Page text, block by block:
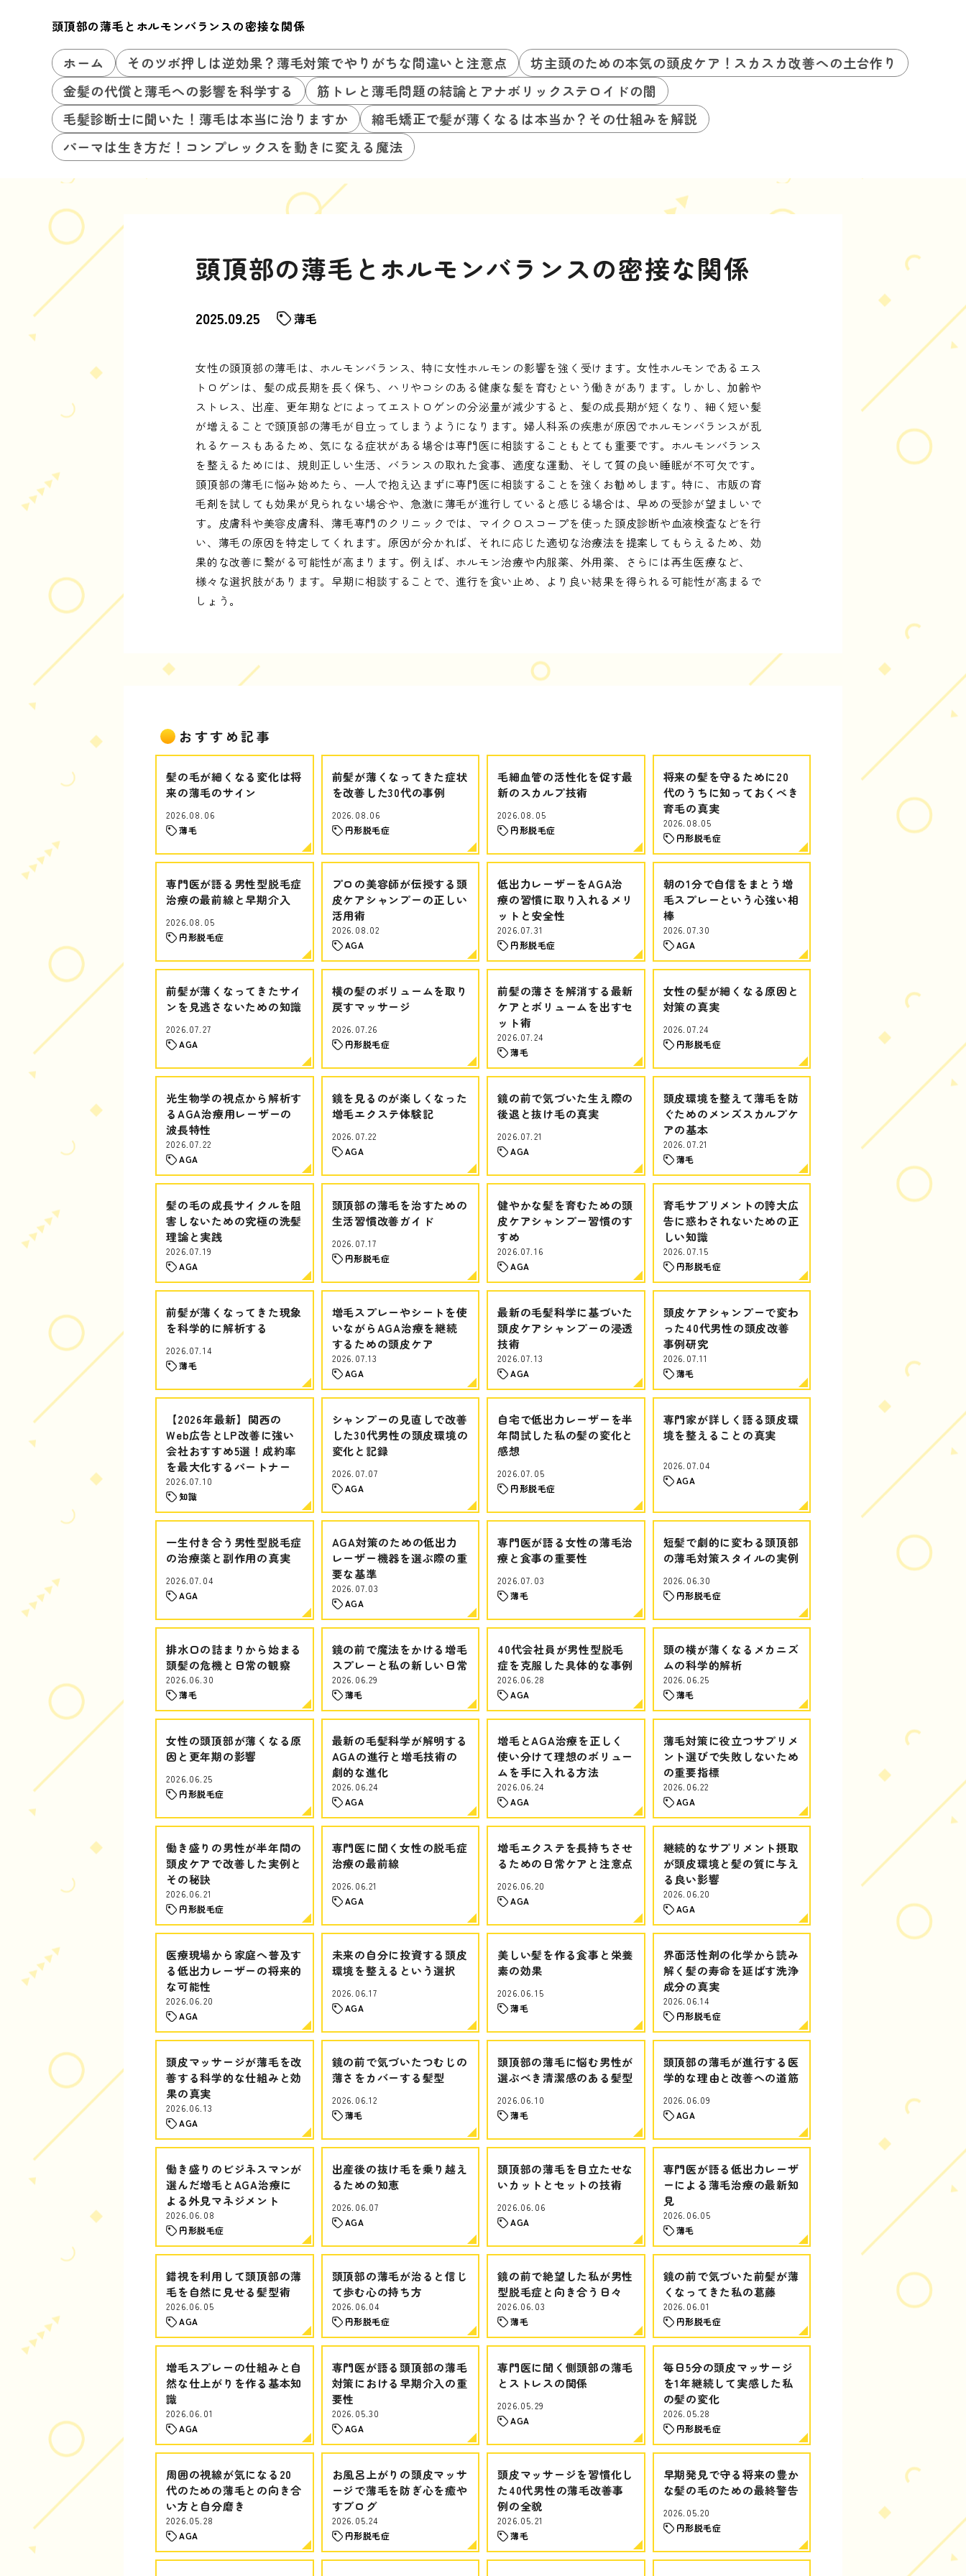
頭頂部の薄毛とホルモンバランスの密接な関係
ホーム そのツボ押しは逆効果？薄毛対策でやりがちな間違いと注意点
坊主頭のための本気の頭皮ケア！スカスカ改善への土台作り
金髪の代償と薄毛への影響を科学する
筋トレと薄毛問題の結論とアナボリックステロイドの闇
毛髪診断士に聞いた！薄毛は本当に治りますか
縮毛矯正で髪が薄くなるは本当か？その仕組みを解説
パーマは生き方だ！コンプレックスを動きに変える魔法
頭頂部の薄毛とホルモンバランスの密接な関係
2025.09.25 薄毛
女性の頭頂部の薄毛は、ホルモンバランス、特に女性ホルモンの影響を強く受けます。女性ホルモンであるエス
トロゲンは、髪の成長期を長く保ち、ハリやコシのある健康な髪を育むという働きがあります。しかし、加齢や
ストレス、出産、更年期などによってエストロゲンの分泌量が減少すると、髪の成長期が短くなり、細く短い髪
が増えることで頭頂部の薄毛が目立ってしまうようになります。婦人科系の疾患が原因でホルモンバランスが乱
れるケースもあるため、気になる症状がある場合は専門医に相談することもとても重要です。ホルモンバランス
を整えるためには、規則正しい生活、バランスの取れた食事、適度な運動、そして質の良い睡眠が不可欠です。
頭頂部の薄毛に悩み始めたら、一人で抱え込まずに専門医に相談することを強くお勧めします。特に、市販の育
毛剤を試しても効果が見られない場合や、急激に薄毛が進行していると感じる場合は、早めの受診が望ましいで
す。皮膚科や美容皮膚科、薄毛専門のクリニックでは、マイクロスコープを使った頭皮診断や血液検査などを行
い、薄毛の原因を特定してくれます。原因が分かれば、それに応じた適切な治療法を提案してもらえるため、効
果的な改善に繋がる可能性が高まります。例えば、ホルモン治療や内服薬、外用薬、さらには再生医療など、
様々な選択肢があります。早期に相談することで、進行を食い止め、より良い結果を得られる可能性が高まるで
しょう。
おすすめ記事
髪の毛が細くなる変化は将
来の薄毛のサイン
2026.08.06
薄毛
前髪が薄くなってきた症状
を改善した30代の事例
2026.08.06
円形脱毛症
毛細血管の活性化を促す最
新のスカルプ技術
2026.08.05
円形脱毛症
将来の髪を守るために20
代のうちに知っておくべき
育毛の真実
2026.08.05
円形脱毛症
専門医が語る男性型脱毛症
治療の最前線と早期介入
2026.08.05
円形脱毛症
プロの美容師が伝授する頭
皮ケアシャンプーの正しい
活用術
2026.08.02
AGA
低出力レーザーをAGA治
療の習慣に取り入れるメリ
ットと安全性
2026.07.31
円形脱毛症
朝の1分で自信をまとう増
毛スプレーという心強い相
棒
2026.07.30
AGA
前髪が薄くなってきたサイ
ンを見逃さないための知識
2026.07.27
AGA
横の髪のボリュームを取り
戻すマッサージ
2026.07.26
円形脱毛症
前髪の薄さを解消する最新
ケアとボリュームを出すセ
ット術
2026.07.24
薄毛
女性の髪が細くなる原因と
対策の真実
2026.07.24
円形脱毛症
光生物学の視点から解析す
るAGA治療用レーザーの
波長特性
2026.07.22
AGA
鏡を見るのが楽しくなった
増毛エクステ体験記
2026.07.22
AGA
鏡の前で気づいた生え際の
後退と抜け毛の真実
2026.07.21
AGA
頭皮環境を整えて薄毛を防
ぐためのメンズスカルプケ
アの基本
2026.07.21
薄毛
髪の毛の成長サイクルを阻
害しないための究極の洗髪
理論と実践
2026.07.19
AGA
頭頂部の薄毛を治すための
生活習慣改善ガイド
2026.07.17
円形脱毛症
健やかな髪を育むための頭
皮ケアシャンプー習慣のす
すめ
2026.07.16
AGA
育毛サプリメントの誇大広
告に惑わされないための正
しい知識
2026.07.15
円形脱毛症
前髪が薄くなってきた現象
を科学的に解析する
2026.07.14
薄毛
増毛スプレーやシートを使
いながらAGA治療を継続
するための頭皮ケア
2026.07.13
AGA
最新の毛髪科学に基づいた
頭皮ケアシャンプーの浸透
技術
2026.07.13
AGA
頭皮ケアシャンプーで変わ
った40代男性の頭皮改善
事例研究
2026.07.11
薄毛
【2026年最新】関西の
Web広告とLP改善に強い
会社おすすめ5選！成約率
を最大化するパートナー
2026.07.10
知識
シャンプーの見直しで改善
した30代男性の頭皮環境の
変化と記録
2026.07.07
AGA
自宅で低出力レーザーを半
年間試した私の髪の変化と
感想
2026.07.05
円形脱毛症
専門家が詳しく語る頭皮環
境を整えることの真実
2026.07.04
AGA
一生付き合う男性型脱毛症
の治療薬と副作用の真実
2026.07.04
AGA
AGA対策のための低出力
レーザー機器を選ぶ際の重
要な基準
2026.07.03
AGA
専門医が語る女性の薄毛治
療と食事の重要性
2026.07.03
薄毛
短髪で劇的に変わる頭頂部
の薄毛対策スタイルの実例
2026.06.30
円形脱毛症
排水口の詰まりから始まる
頭髪の危機と日常の観察
2026.06.30
薄毛
鏡の前で魔法をかける増毛
スプレーと私の新しい日常
2026.06.29
薄毛
40代会社員が男性型脱毛
症を克服した具体的な事例
2026.06.28
AGA
頭の横が薄くなるメカニズ
ムの科学的解析
2026.06.25
薄毛
女性の頭頂部が薄くなる原
因と更年期の影響
2026.06.25
円形脱毛症
最新の毛髪科学が解明する
AGAの進行と増毛技術の
劇的な進化
2026.06.24
AGA
増毛とAGA治療を正しく
使い分けて理想のボリュー
ムを手に入れる方法
2026.06.24
AGA
薄毛対策に役立つサプリメ
ント選びで失敗しないため
の重要指標
2026.06.22
AGA
働き盛りの男性が半年間の
頭皮ケアで改善した実例と
その秘訣
2026.06.21
円形脱毛症
専門医に聞く女性の脱毛症
治療の最前線
2026.06.21
AGA
増毛エクステを長持ちさせ
るための日常ケアと注意点
2026.06.20
AGA
継続的なサプリメント摂取
が頭皮環境と髪の質に与え
る良い影響
2026.06.20
AGA
医療現場から家庭へ普及す
る低出力レーザーの将来的
な可能性
2026.06.20
AGA
未来の自分に投資する頭皮
環境を整えるという選択
2026.06.17
AGA
美しい髪を作る食事と栄養
素の効果
2026.06.15
薄毛
界面活性剤の化学から読み
解く髪の寿命を延ばす洗浄
成分の真実
2026.06.14
円形脱毛症
頭皮マッサージが薄毛を改
善する科学的な仕組みと効
果の真実
2026.06.13
AGA
鏡の前で気づいたつむじの
薄さをカバーする髪型
2026.06.12
薄毛
頭頂部の薄毛に悩む男性が
選ぶべき清潔感のある髪型
2026.06.10
薄毛
頭頂部の薄毛が進行する医
学的な理由と改善への道筋
2026.06.09
AGA
働き盛りのビジネスマンが
選んだ増毛とAGA治療に
よる外見マネジメント
2026.06.08
円形脱毛症
出産後の抜け毛を乗り越え
るための知恵
2026.06.07
AGA
頭頂部の薄毛を目立たせな
いカットとセットの技術
2026.06.06
AGA
専門医が語る低出力レーザ
ーによる薄毛治療の最新知
見
2026.06.05
薄毛
錯視を利用して頭頂部の薄
毛を自然に見せる髪型術
2026.06.05
AGA
頭頂部の薄毛が治ると信じ
て歩む心の持ち方
2026.06.04
円形脱毛症
鏡の前で絶望した私が男性
型脱毛症と向き合う日々
2026.06.03
薄毛
鏡の前で気づいた前髪が薄
くなってきた私の葛藤
2026.06.01
円形脱毛症
増毛スプレーの仕組みと自
然な仕上がりを作る基本知
識
2026.06.01
AGA
専門医が語る頭頂部の薄毛
対策における早期介入の重
要性
2026.05.30
AGA
専門医に聞く側頭部の薄毛
とストレスの関係
2026.05.29
AGA
毎日5分の頭皮マッサージ
を1年継続して実感した私
の髪の変化
2026.05.28
円形脱毛症
周囲の視線が気になる20
代のための薄毛との向き合
い方と自分磨き
2026.05.28
AGA
お風呂上がりの頭皮マッサ
ージで薄毛を防ぎ心を癒や
すブログ
2026.05.24
円形脱毛症
頭皮マッサージを習慣化し
た40代男性の薄毛改善事
例の全貌
2026.05.21
薄毛
早期発見で守る将来の豊か
な髪の毛のための最終警告
2026.05.20
円形脱毛症